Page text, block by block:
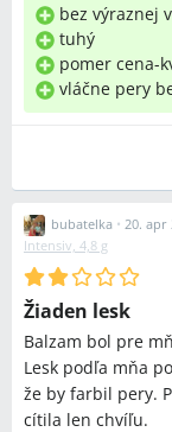
bez výraznej
tuhý
pomer cena-
vláčne pery
bubatelka • 20. apr
Intensiv, 4,8 g
Žiaden lesk
Balzam bol pre
Lesk podľa mňa
že by farbil pery.
cítila len chvíľu.